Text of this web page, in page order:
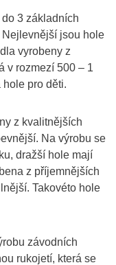
3 základních
jsou hole
vyrobeny z
v rozmezí 500 – 1
pro děti.
z kvalitnějších
Na výrobu se
dražší hole mají
z příjemnějších
Takovéto hole
závodních
rukojetí, která se